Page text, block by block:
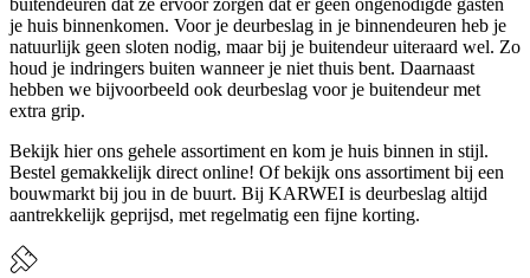
je huis binnenkomen. Voor je deurbeslag in je binnendeuren heb je
natuurlijk geen sloten nodig, maar bij je buitendeur uiteraard wel. Zo
houd je indringers buiten wanneer je niet thuis bent. Daarnaast
hebben we bijvoorbeeld ook deurbeslag voor je buitendeur met
extra grip.
Bekijk hier ons gehele assortiment en kom je huis binnen in stijl.
Bestel gemakkelijk direct online! Of bekijk ons assortiment bij een
bouwmarkt bij jou in de buurt. Bij KARWEI is deurbeslag altijd
aantrekkelijk geprijsd, met regelmatig een fijne korting.